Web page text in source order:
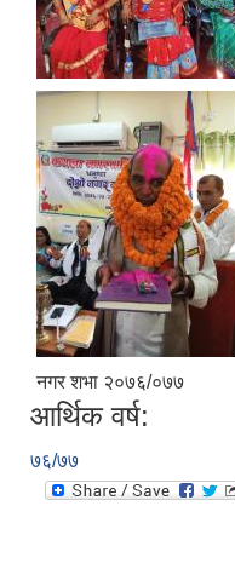
नगर शभा २०७६/०७७
आर्थिक वर्ष:
७६/७७